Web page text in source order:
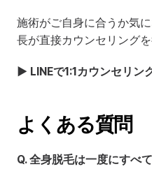
施術がご自身に合うか気
長が直接カウンセリングを
▶ LINEで1:1カウンセリン
よくある質問
Q. 全身脱毛は一度にすべ